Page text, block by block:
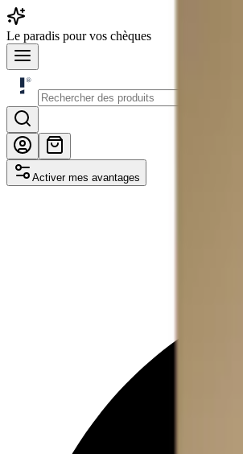
Le paradis pour vos chèques
Activer mes avantages